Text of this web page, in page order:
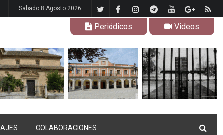
Sabado 8 Agosto 2026
Periódicos Videos
COLABORACIONES